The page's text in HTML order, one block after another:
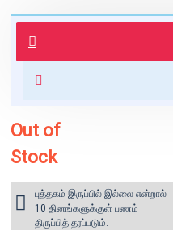
புத்தகம் 3 - 7 நாட்களில் அனுப்பி
வைக்கப்படும்.
for orders above ₹1000 within
Out of
Stock
புத்தகம் இருப்பில் இல்லை என்றால்
10 தினங்களுக்குள் பணம்
திருப்பித் தரப்படும்.